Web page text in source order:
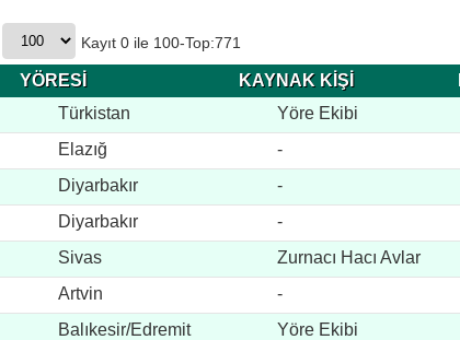
Kayıt 0 ile 100-Top:771
YÖRESİ KAYNAK KİŞİ
Türkistan Yöre Ekibi
Elazığ -
Diyarbakır -
Diyarbakır -
Sivas Zurnacı Hacı Avlar
Artvin -
Balıkesir/Edremit Yöre Ekibi